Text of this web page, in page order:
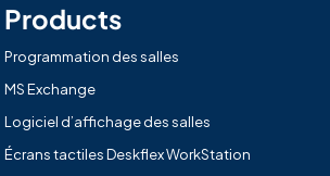
Products
Programmation des salles
MS Exchange
Logiciel d’affichage des salles
Écrans tactiles Deskflex WorkStation